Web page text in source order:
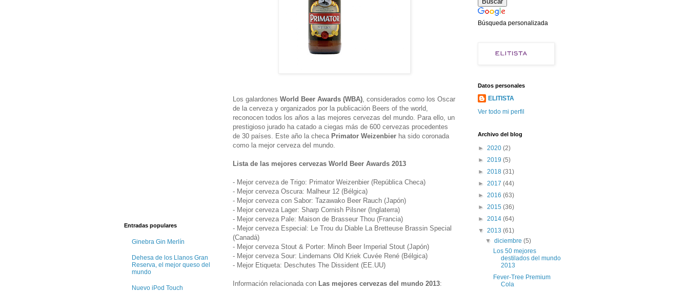
Los galardones World Beer Awards (WBA) , considerados como los Oscar
de la cerveza y organizados por la publicación Beers of the world,
reconocen todos los años a las mejores cervezas del mundo. Para ello, un
prestigioso jurado ha catado a ciegas más de 600 cervezas procedentes
de 30 países. Este año la checa Primator Weizenbier ha sido coronada
como la mejor cerveza del mundo.
Lista de las mejores cervezas World Beer Awards 2013
- Mejor cerveza de Trigo: Primator Weizenbier (República Checa)
- Mejor cerveza Oscura: Malheur 12 (Bélgica)
- Mejor cerveza con Sabor: Tazawako Beer Rauch (Japón)
- Mejor cerveza Lager: Sharp Cornish Pilsner (Inglaterra)
- Mejor cerveza Pale: Maison de Brasseur Thou (Francia)
- Mejor cerveza Especial: Le Trou du Diable La Bretteuse Brassin Special
(Canadá)
- Mejor cerveza Stout & Porter: Minoh Beer Imperial Stout (Japón)
- Mejor cerveza Sour: Lindemans Old Kriek Cuvée René (Bélgica)
- Mejor Etiqueta: Deschutes The Dissident (EE.UU)
Información relacionada con Las mejores cervezas del mundo 2013:
Entradas populares
Ginebra Gin Merlín
Dehesa de los Llanos Gran
Reserva, el mejor queso del
mundo
Nuevo iPod Touch
Búsqueda personalizada
Datos personales
ELITISTA
Ver todo mi perfil
Archivo del blog
► 2020 (2)
► 2019 (5)
► 2018 (31)
► 2017 (44)
► 2016 (63)
► 2015 (36)
► 2014 (64)
▼ 2013 (61)
▼diciembre(5)
Los 50 mejores
destilados del mundo
2013
Fever-Tree Premium
Cola